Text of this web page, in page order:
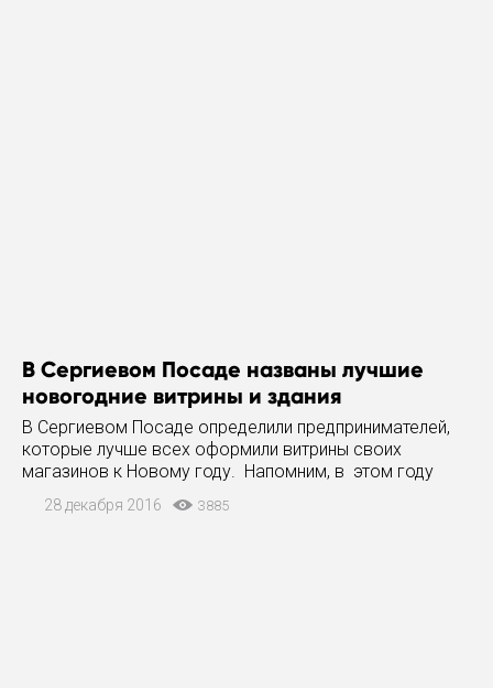
В Сергиевом Посаде названы лучшие
новогодние витрины и здания
В Сергиевом Посаде определили предпринимателей,
которые лучше всех оформили витрины своих
магазинов к Новому году. Напомним, в этом году
и популярных открыток 80-х годов. Как
28 декабря 2016 3885